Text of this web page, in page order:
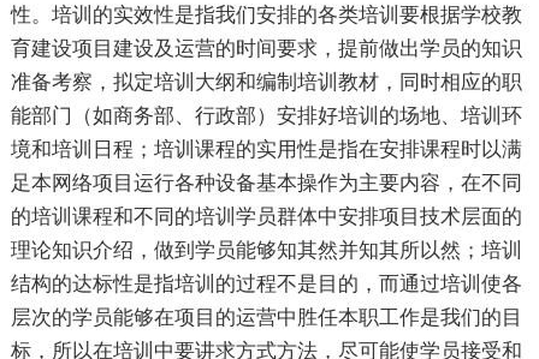
性。培训的实效性是指我们安排的各类培训要根据学校教
育建设项目建设及运营的时间要求，提前做出学员的知识
准备考察，拟定培训大纲和编制培训教材，同时相应的职
能部门（如商务部、行政部）安排好培训的场地、培训环
境和培训日程；培训课程的实用性是指在安排课程时以满
足本网络项目运行各种设备基本操作为主要内容，在不同
的培训课程和不同的培训学员群体中安排项目技术层面的
理论知识介绍，做到学员能够知其然并知其所以然；培训
结构的达标性是指培训的过程不是目的，而通过培训使各
层次的学员能够在项目的运营中胜任本职工作是我们的目
标，所以在培训中要讲求方式方法，尽可能使学员接受和